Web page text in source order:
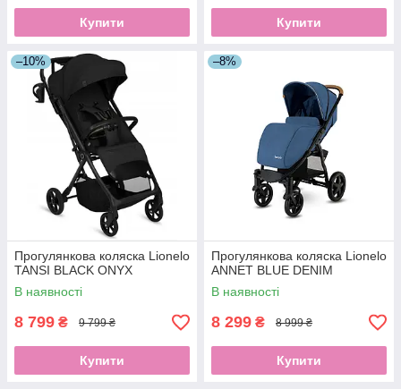
Купити Купити
–10%
Прогулянкова коляска Lionelo
TANSI BLACK ONYX
В наявності
8 799 ₴ 9 799 ₴
Купити
–8%
Прогулянкова коляска Lionelo
ANNET BLUE DENIM
В наявності
8 299 ₴ 8 999 ₴
Купити